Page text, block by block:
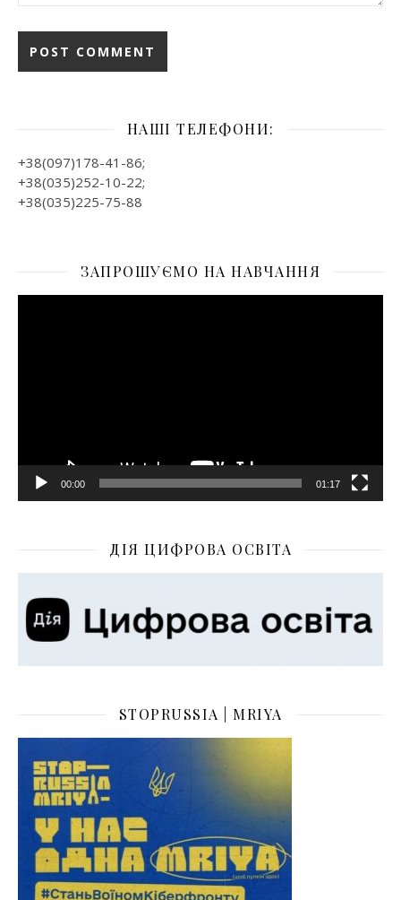
НАШІ ТЕЛЕФОНИ:
+38(097)178-41-86;
+38(035)252-10-22;
+38(035)225-75-88
ЗАПРОШУЄМО НА НАВЧАННЯ
00:00 01:17
ДІЯ ЦИФРОВА ОСВІТА
STOPRUSSIA | MRIYA